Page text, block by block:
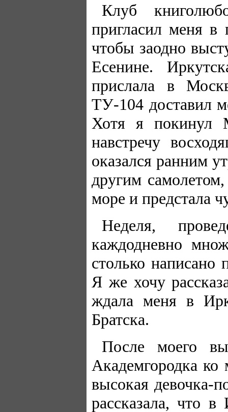
Клуб
пригласил меня в
чтобы заодно
Есенине.
прислала в
ТУ-104 доставил
Хотя я покинул
навстречу
оказался ранним
другим
море и предстала
Неделя,
каждодневно
столько написано
Я же хочу
ждала меня в
Братска.
После моего
Академгородка
высокая девочка-
рассказала, что